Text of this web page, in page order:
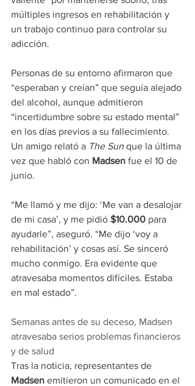
múltiples ingresos en rehabilitación y
un trabajo continuo para controlar su
adicción.
Personas de su entorno afirmaron que
“esperaban y creían” que seguía alejado
del alcohol, aunque admitieron
“incertidumbre sobre su estado mental”
en los días previos a su fallecimiento.
Un amigo relató a The Sun que la última
vez que habló con Madsen fue el 10 de
junio.
“Me llamó y me dijo: ‘Me van a desalojar
de mi casa’, y me pidió $10.000 para
ayudarle”, aseguró. “Me dijo ‘voy a
rehabilitación’ y cosas así. Se sinceró
mucho conmigo. Era evidente que
atravesaba momentos difíciles. Estaba
en mal estado”.
Semanas antes de su deceso, Madsen
atravesaba serios problemas financieros
y de salud
Tras la noticia, representantes de
Madsen emitieron un comunicado en el